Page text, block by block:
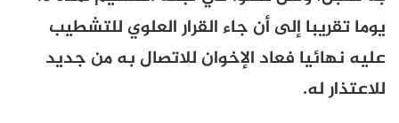
يوما تقريبا إلى أن جاء القرار العلوي للتشطيب
عليه نهائيا فعاد الإخوان للاتصال به من جديد
للاعتذار له.